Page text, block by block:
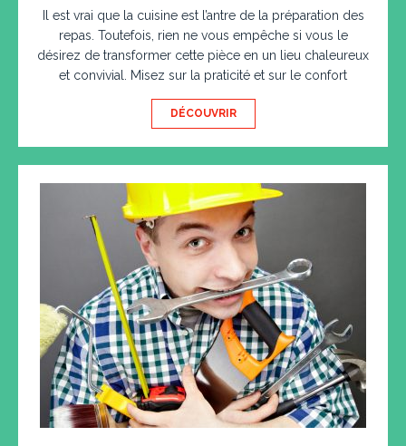
Il est vrai que la cuisine est l’antre de la préparation des
repas. Toutefois, rien ne vous empêche si vous le
désirez de transformer cette pièce en un lieu chaleureux
et convivial. Misez sur la praticité et sur le confort
DÉCOUVRIR